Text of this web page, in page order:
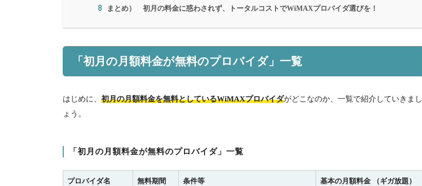
8 まとめ） 初月の料金に惑わされず、トータルコストでWiMAXプロバイダ選びを！
「初月の月額料金が無料のプロバイダ」一覧
はじめに、 初月の月額料金を無料としているWiMAXプロバイダがどこなのか、一覧で紹介していきまし
ょう。
「初月の月額料金が無料のプロバイダ」一覧
プロバイダ名 無料期間 条件等 基本の月額料金 （ギガ放題）